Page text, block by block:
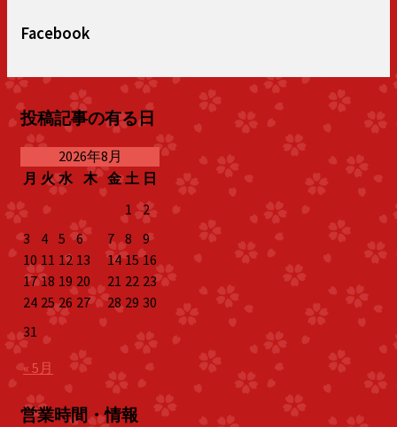
Facebook
投稿記事の有る日
2026年8月
月 火 水 木 金 土 日
« 5月
1
2
3
4 5 6 7 8
9
10 11 12 13 14 15 16
17 18 19 20 21 22 23
24 25 26 27 28 29 30
31
営業時間・情報